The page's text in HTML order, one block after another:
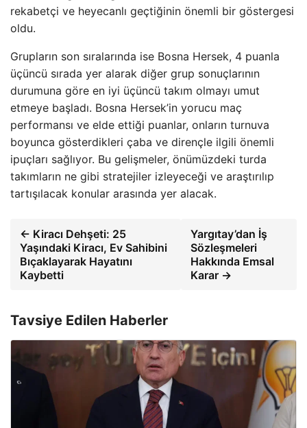
rekabetçi ve heyecanlı geçtiğinin önemli bir göstergesi
oldu.
Grupların son sıralarında ise Bosna Hersek, 4 puanla
üçüncü sırada yer alarak diğer grup sonuçlarının
durumuna göre en iyi üçüncü takım olmayı umut
etmeye başladı. Bosna Hersek’in yorucu maç
performansı ve elde ettiği puanlar, onların turnuva
boyunca gösterdikleri çaba ve dirençle ilgili önemli
ipuçları sağlıyor. Bu gelişmeler, önümüzdeki turda
takımların ne gibi stratejiler izleyeceği ve araştırılıp
tartışılacak konular arasında yer alacak.
← Kiracı Dehşeti: 25
Yaşındaki Kiracı, Ev Sahibini
Bıçaklayarak Hayatını
Kaybetti
Yargıtay’dan İş
Sözleşmeleri
Hakkında Emsal
Karar →
Tavsiye Edilen Haberler